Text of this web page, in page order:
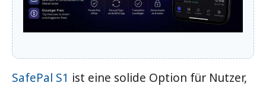
SafePal S1 ist eine solide Option für Nutzer,